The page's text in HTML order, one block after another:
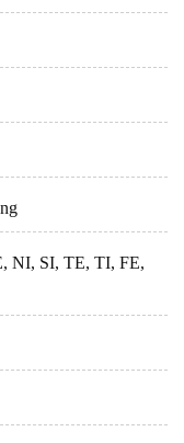
NI, SI, TE, TI, FE,